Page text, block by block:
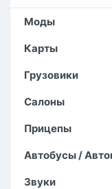
Моды
Карты
Грузовики
Салоны
Прицепы
Автобусы /
Звуки